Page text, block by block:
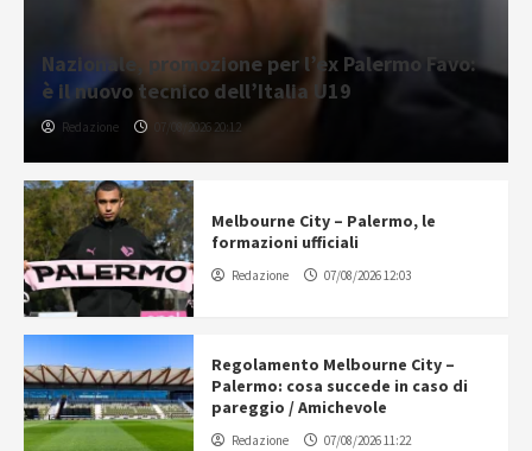
Nazionale, promozione per l’ex Palermo Favo:
è il nuovo tecnico dell’Italia U19
Redazione 07/08/2026 20:12
Melbourne City – Palermo, le
formazioni ufficiali
Redazione 07/08/2026 12:03
Regolamento Melbourne City –
Palermo: cosa succede in caso di
pareggio / Amichevole
Redazione 07/08/2026 11:22